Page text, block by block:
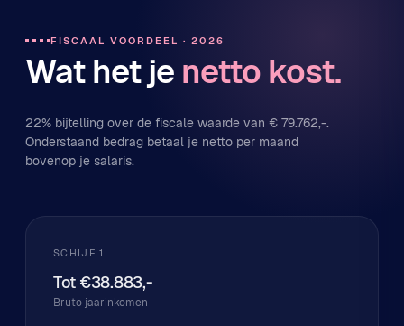
FISCAAL VOORDEEL · 2026
Wat het je netto kost.
22% bijtelling over de fiscale waarde van € 79.762,-.
Onderstaand bedrag betaal je netto per maand
bovenop je salaris.
SCHIJF 1
Tot €38.883,-
Bruto jaarinkomen